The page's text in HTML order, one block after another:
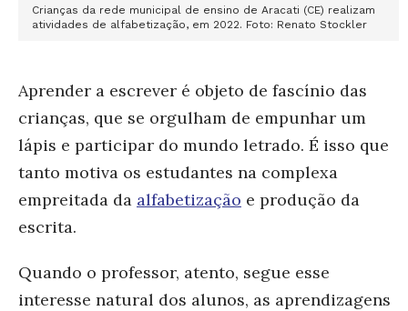
Crianças da rede municipal de ensino de Aracati (CE) realizam
atividades de alfabetização, em 2022. Foto: Renato Stockler
Aprender a escrever é objeto de fascínio das
crianças, que se orgulham de empunhar um
lápis e participar do mundo letrado. É isso que
tanto motiva os estudantes na complexa
empreitada da alfabetização e produção da
escrita.
Quando o professor, atento, segue esse
interesse natural dos alunos, as aprendizagens